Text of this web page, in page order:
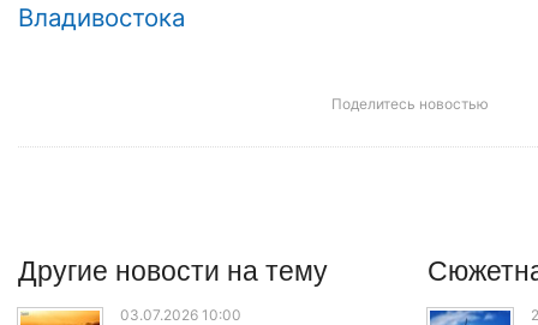
Владивостока
Поделитесь новостью
Другие новости на тему
03.07.2026 10:00